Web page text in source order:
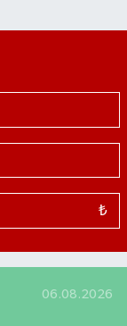
₺
06.08.2026